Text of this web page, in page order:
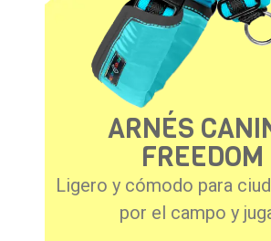
ARNÉS
FREEDOM
Ligero y cómodo para
por el campo y